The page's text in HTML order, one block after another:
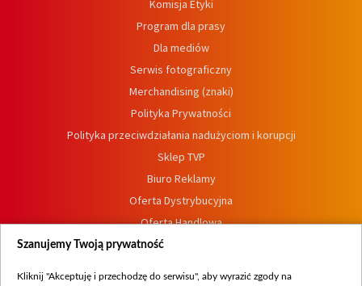
Komisja Etyki
Program dla prasy
Dla mediów
Serwis fotograficzny
Merchandising (znaki)
Polityka Prywatności
Polityka przeciwdziałania nadużyciom i korupcji
Sklep TVP
Biuro Reklamy
Oferta Dystrybucyjna
Oferta Handlowa
Dostępność
Szanujemy Twoją prywatność
Kliknij "Akceptuję i przechodzę do serwisu", aby wyrazić zgody na